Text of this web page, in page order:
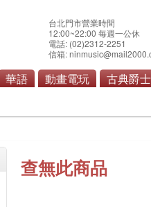
台北門市營業時間
12:00~22:00 每週一公休
電話: (02)2312-2251
信箱:
華語 動畫電玩 古典爵士
查無此商品